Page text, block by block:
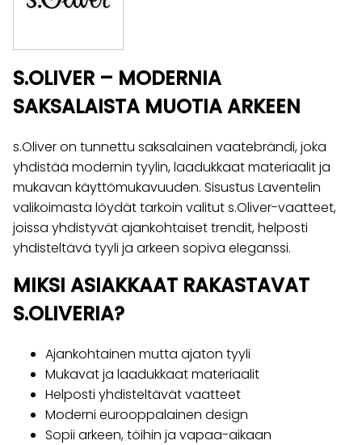
S.OLIVER – MODERNIA
SAKSALAISTA MUOTIA ARKEEN
s.Oliver on tunnettu saksalainen vaatebrändi, joka
yhdistää modernin tyylin, laadukkaat materiaalit ja
mukavan käyttömukavuuden. Sisustus Laventelin
valikoimasta löydät tarkoin valitut s.Oliver-vaatteet,
joissa yhdistyvät ajankohtaiset trendit, helposti
yhdisteltävä tyyli ja arkeen sopiva eleganssi.
MIKSI ASIAKKAAT RAKASTAVAT
S.OLIVERIA?
Ajankohtainen mutta ajaton tyyli
Mukavat ja laadukkaat materiaalit
Helposti yhdisteltävät vaatteet
Moderni eurooppalainen design
Sopii arkeen, töihin ja vapaa-aikaan